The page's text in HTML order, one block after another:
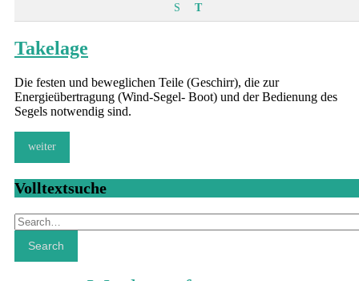
S T
Takelage
Die festen und beweglichen Teile (Geschirr), die zur
Energieübertragung (Wind-Segel- Boot) und der Bedienung des
Segels notwendig sind.
weiter
Volltextsuche
Search
Search